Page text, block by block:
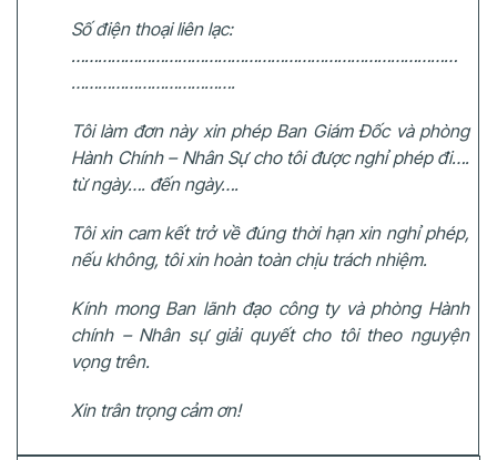
Số điện thoại liên lạc:
……………………………………………………………………………
……………………………….
Tôi làm đơn này xin phép Ban Giám Đốc và phòng
Hành Chính – Nhân Sự cho tôi được nghỉ phép đi….
từ ngày…. đến ngày….
Tôi xin cam kết trở về đúng thời hạn xin nghỉ phép,
nếu không, tôi xin hoàn toàn chịu trách nhiệm.
Kính mong Ban lãnh đạo công ty và phòng Hành
chính – Nhân sự giải quyết cho tôi theo nguyện
vọng trên.
Xin trân trọng cảm ơn!